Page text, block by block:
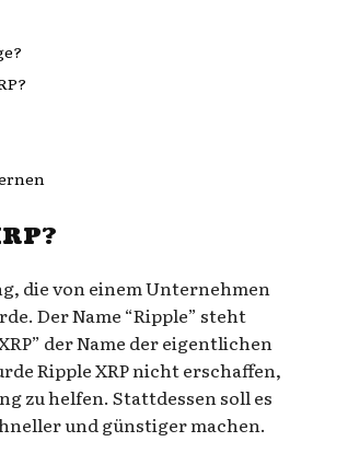
die von einem Unternehmen
Der Name “Ripple” steht
der Name der eigentlichen
Ripple XRP nicht erschaffen,
zu helfen. Stattdessen soll es
und günstiger machen.